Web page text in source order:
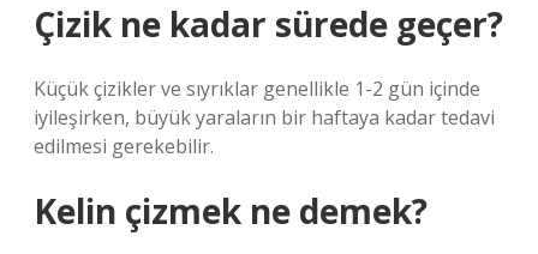
Çizik ne kadar sürede geçer?
Küçük çizikler ve sıyrıklar genellikle 1-2 gün içinde
iyileşirken, büyük yaraların bir haftaya kadar tedavi
edilmesi gerekebilir.
Kelin çizmek ne demek?